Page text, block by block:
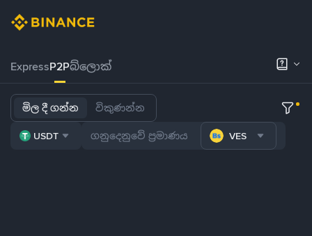
ExpressP2Pබ්ලොක්
මිල දී ගන්න විකුණන්න
USDT VES